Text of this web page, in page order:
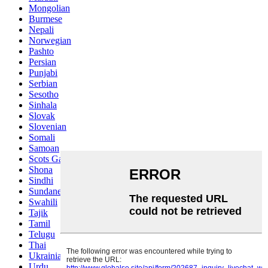
Mongolian
Burmese
Nepali
Norwegian
Pashto
Persian
Punjabi
Serbian
Sesotho
Sinhala
Slovak
Slovenian
Somali
Samoan
Scots Gaelic
Shona
Sindhi
Sundanese
Swahili
Tajik
Tamil
Telugu
Thai
Ukrainian